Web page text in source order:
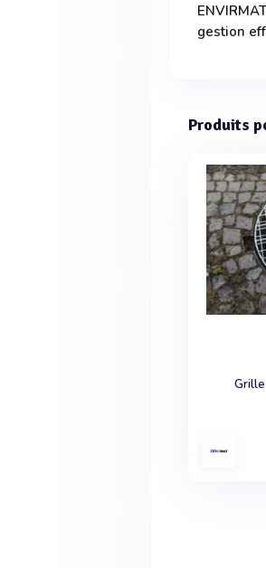
gestion
Produits